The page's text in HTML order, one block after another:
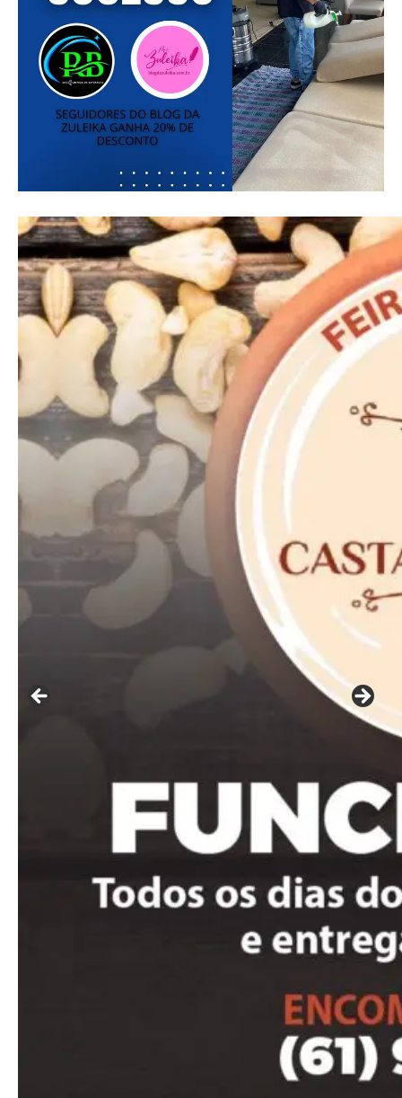
━ pricing plans
Free
Etiam est nibh, lobortis sit
Praesent euismod ac
Ut mollis pellentesque tortor
Nullam eu erat condimentum
Donec quis est ac felis
Orci varius natoque dolor